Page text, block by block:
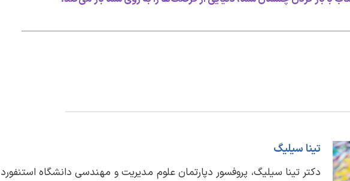
تینا سیلیگ
دکتر تینا سیلیگ، پروفسور دپارتمان علوم مدیریت و مهندسی دانشگاه استنفورد